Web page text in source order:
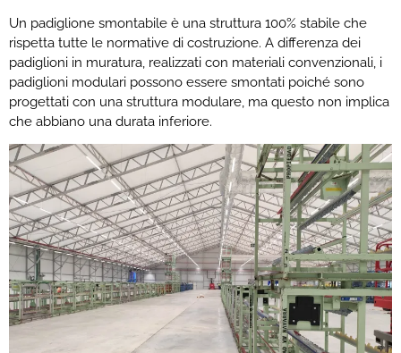
Un padiglione smontabile è una struttura 100% stabile che
rispetta tutte le normative di costruzione. A differenza dei
padiglioni in muratura, realizzati con materiali convenzionali, i
padiglioni modulari possono essere smontati poiché sono
progettati con una struttura modulare, ma questo non implica
che abbiano una durata inferiore.